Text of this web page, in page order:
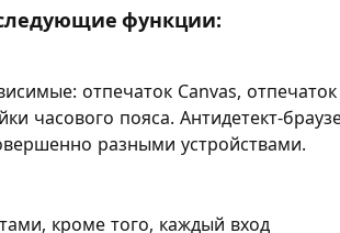
функции:
отпечаток Canvas, отпечаток
часового пояса. Антидетект-
разными устройствами.
кроме того, каждый вход